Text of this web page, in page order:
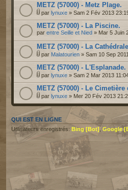
METZ (57000) - Metz Plage.
par lynuxe » Sam 2 Fév 2013
METZ (57000) - La Piscine.
par entre Seille et Nied » Mar 5 Juin
METZ (57000) - La
par Malatourien » Sam 10 Sep
METZ (57000) - L'Esplanade.
par lynuxe » Sam 2 Mar 2013
METZ (57000) - Le Cimetière
par lynuxe » Mer 20 Fév 2013
QUI EST EN LIGNE
Utilisateurs enregistrés: Bing [Bot] ,Google